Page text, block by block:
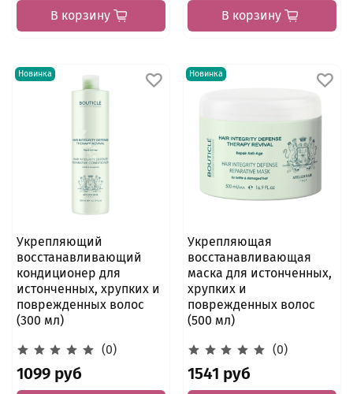
В корзину В корзину
Новинка
Укрепляющий
восстанавливающий
кондиционер для
истонченных, хрупких и
поврежденных волос
(300 мл)
(0)
1099 руб
Новинка
Укрепляющая
восстанавливающая
маска для истонченных,
хрупких и
поврежденных волос
(500 мл)
(0)
1541 руб